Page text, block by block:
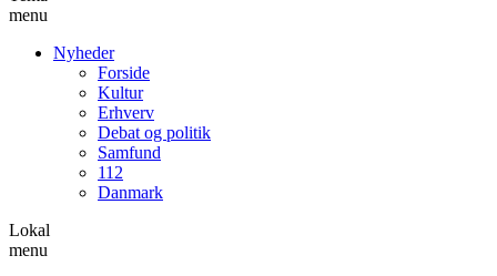
menu
Nyheder
Forside
Kultur
Erhverv
Debat og politik
Samfund
112
Danmark
Lokal
menu